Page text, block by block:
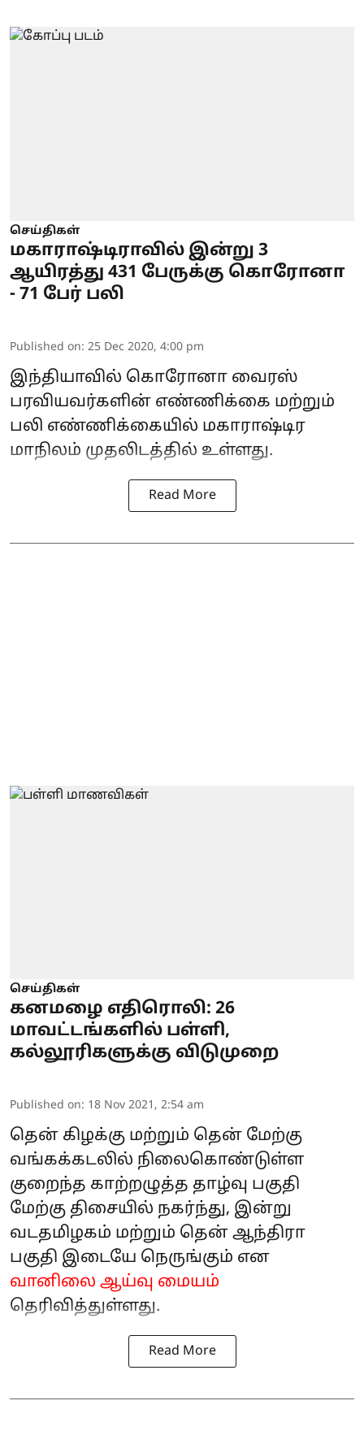
செய்திகள்
மகாராஷ்டிராவில் இன்று 3
ஆயிரத்து 431 பேருக்கு கொரோனா
- 71 பேர் பலி
Published on: 25 Dec 2020, 4:00 pm
இந்தியாவில் கொரோனா வைரஸ்
பரவியவர்களின் எண்ணிக்கை மற்றும்
பலி எண்ணிக்கையில் மகாராஷ்டிர
மாநிலம் முதலிடத்தில் உள்ளது.
Read More
செய்திகள்
கனமழை எதிரொலி: 26
மாவட்டங்களில் பள்ளி,
கல்லூரிகளுக்கு விடுமுறை
Published on: 18 Nov 2021, 2:54 am
தென் கிழக்கு மற்றும் தென் மேற்கு
வங்கக்கடலில் நிலைகொண்டுள்ள
குறைந்த காற்றழுத்த தாழ்வு பகுதி
மேற்கு திசையில் நகர்ந்து, இன்று
வடதமிழகம் மற்றும் தென் ஆந்திரா
பகுதி இடையே நெருங்கும் என
வானிலை ஆய்வு மையம்
தெரிவித்துள்ளது.
Read More